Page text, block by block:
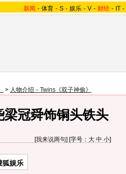
新闻 - 体育 - S - 娱乐 - V - 财经 - IT -
> 人物介绍－Twins《双子神偷》
梁冠舜饰铜头铁头
[我来说两句] [字号： 大 中 小]
狐娱乐